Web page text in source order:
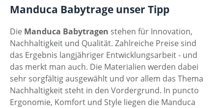
Manduca Babytrage unser Tipp
Die Manduca Babytragen stehen für Innovation,
Nachhaltigkeit und Qualität. Zahlreiche Preise sind
das Ergebnis langjähriger Entwicklungsarbeit - und
das merkt man auch. Die Materialien werden dabei
sehr sorgfältig ausgewählt und vor allem das Thema
Nachhaltigkeit steht in den Vordergrund. In puncto
Ergonomie, Komfort und Style liegen die Manduca